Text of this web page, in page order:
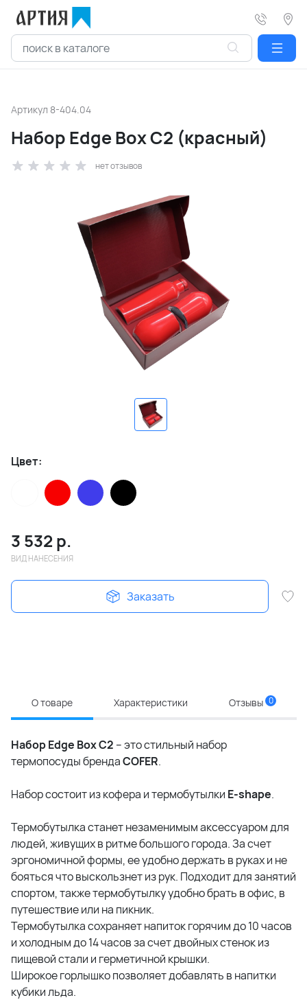
Артикул 8-404.04
Набор Edge Box C2 (красный)
нет отзывов
Цвет:
3 532 р.
ВИД НАНЕСЕНИЯ
Заказать
О товаре Характеристики Отзывы 0
Набор Edge Box C2 – это стильный набор
термопосуды брендаCOFER.
Набор состоит из кофера и термобутылки Е-shape.
Термобутылка станет незаменимым аксессуаром для
людей, живущих в ритме большого города. За счет
эргономичной формы, ее удобно держать в руках и не
бояться что выскользнет из рук. Подходит для занятий
спортом, также термобутылку удобно брать в офис, в
путешествие или на пикник.
Термобутылка сохраняет напиток горячим до 10 часов
и холодным до 14 часов за счет двойных стенок из
пищевой стали и герметичной крышки.
Широкое горлышко позволяет добавлять в напитки
кубики льда.